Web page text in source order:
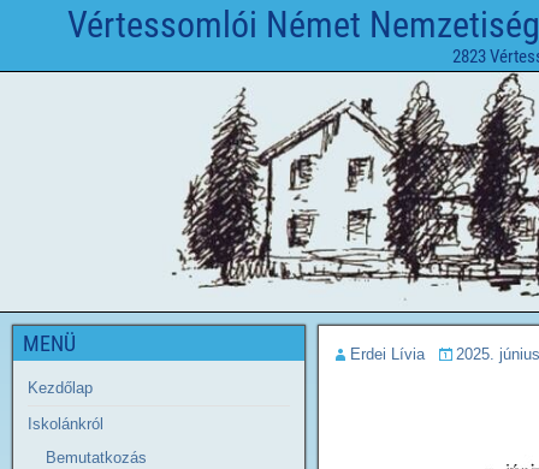
Vértessomlói Német
2823
Erdei Lívia 2025.
MENÜ
Kezdőlap
Iskolánkról
Bemutatkozás